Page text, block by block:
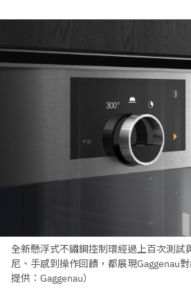
全新懸浮式不鏽鋼控制環經過上百次測試
尼、手感到操作回饋，都展現Gaggenau
提供：Gaggenau）